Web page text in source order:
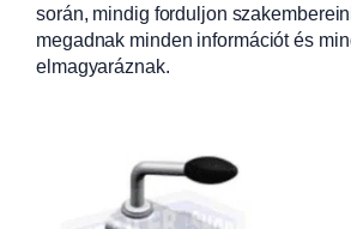
során, mindig forduljon
megadnak minden információt és
elmagyaráznak.